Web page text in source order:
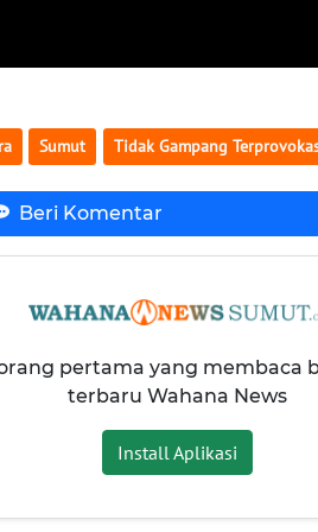
Sumut Tidak Gampang
Beri Komentar
pertama yang membaca
terbaru Wahana News
Install Aplikasi